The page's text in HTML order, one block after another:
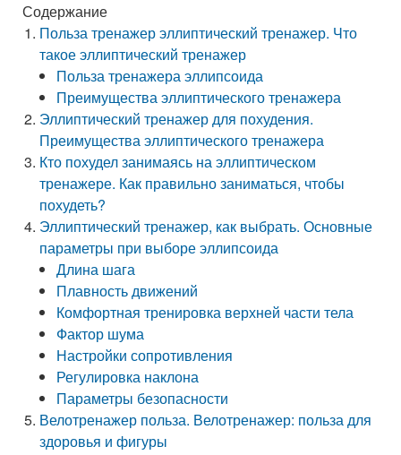
Содержание
Польза тренажер эллиптический тренажер. Что
такое эллиптический тренажер
Польза тренажера эллипсоида
Преимущества эллиптического тренажера
Эллиптический тренажер для похудения.
Преимущества эллиптического тренажера
Кто похудел занимаясь на эллиптическом
тренажере. Как правильно заниматься, чтобы
похудеть?
Эллиптический тренажер, как выбрать. Основные
параметры при выборе эллипсоида
Длина шага
Плавность движений
Комфортная тренировка верхней части тела
Фактор шума
Настройки сопротивления
Регулировка наклона
Параметры безопасности
Велотренажер польза. Велотренажер: польза для
здоровья и фигуры